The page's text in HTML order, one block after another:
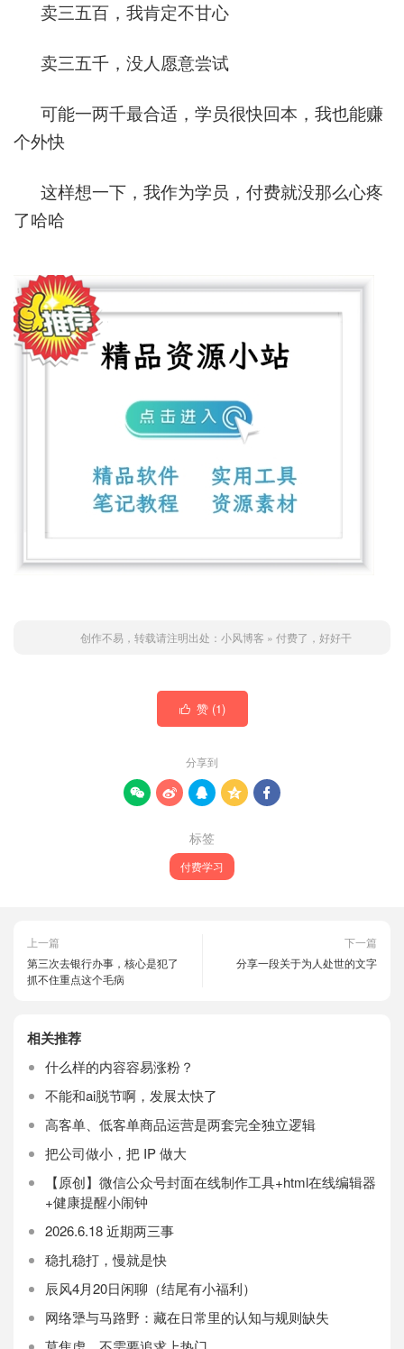
卖三五百，我肯定不甘心
卖三五千，没人愿意尝试
可能一两千最合适，学员很快回本，我也能赚
个外快
这样想一下，我作为学员，付费就没那么心疼
了哈哈
创作不易，转载请注明出处： 小风博客 » 付费了，好好干
 赞 (1)
分享到
    
标签
付费学习
上一篇
第三次去银行办事，核心是犯了
抓不住重点这个毛病
下一篇
分享一段关于为人处世的文字
相关推荐
什么样的内容容易涨粉？
不能和ai脱节啊，发展太快了
高客单、低客单商品运营是两套完全独立逻辑
把公司做小，把 IP 做大
【原创】微信公众号封面在线制作工具+html在线编辑器
+健康提醒小闹钟
2026.6.18 近期两三事
稳扎稳打，慢就是快
辰风4月20日闲聊（结尾有小福利）
网络犟与马路野：藏在日常里的认知与规则缺失